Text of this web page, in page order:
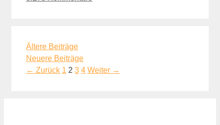
Ältere Beiträge
Neuere Beiträge
← Zurück Seite
1 Seite
2 Seite
3 Seite
4 Weiter →